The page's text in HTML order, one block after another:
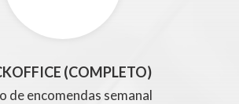
(COMPLETO)
de encomendas semanal